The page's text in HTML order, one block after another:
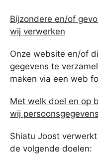
Bijzondere en/of
wij verwerken
Onze website en/of
gegevens te
maken via een web
Met welk doel en op
wij
Shiatu Joost
de volgende doelen: